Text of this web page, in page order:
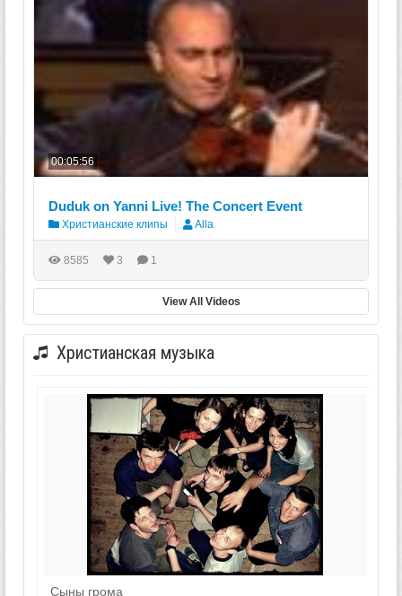
00:05:56
Duduk on Yanni Live! The Concert Event
Христианские клипы Alla
8585 3 1
View All Videos
Христианская музыка
Сыны грома